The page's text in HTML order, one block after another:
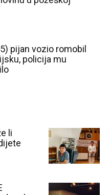
pijan vozio romobil
policija mu
li